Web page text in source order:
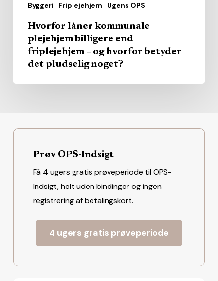
Byggeri Friplejehjem Ugens OPS
betyder
pludselig
noget?
Hvorfor låner kommunale
plejehjem billigere end
friplejehjem – og hvorfor betyder
det pludselig noget?
Prøv OPS-Indsigt
Få 4 ugers gratis prøveperiode til OPS-
Indsigt, helt uden bindinger og ingen
registrering af betalingskort.
4 ugers gratis prøveperiode